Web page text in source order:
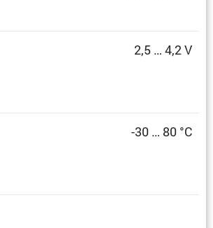
2,5 … 4,2 V
-30 … 80 °C